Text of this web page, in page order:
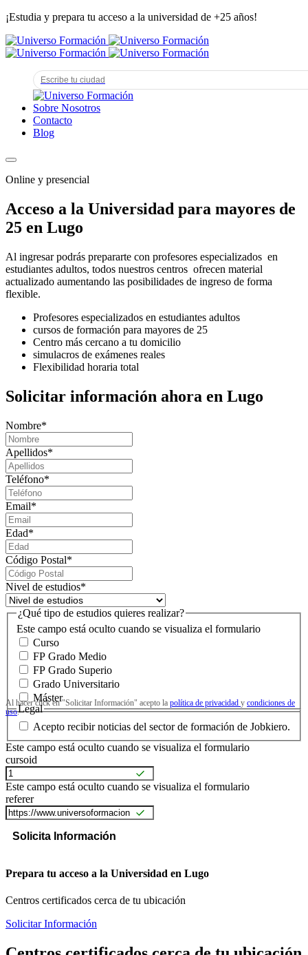
¡Estudia y prepara tu acceso a la universidad de +25 años!
Sobre Nosotros
Contacto
Blog
Online y presencial
Acceso a la Universidad para mayores de
25 en Lugo
Al ingresar podrás prepararte con profesores especializados en
estudiantes adultos, todos nuestros centros ofrecen material
actualizado aumentando las posibilidades de ingreso de forma
flexible.
Profesores especializados en estudiantes adultos
cursos de formación para mayores de 25
Centro más cercano a tu domicilio
simulacros de exámenes reales
Flexibilidad horaria total
Solicitar información ahora en Lugo
Nombre*
Apellidos*
Teléfono*
Email*
Edad*
Código Postal*
Nivel de estudios*
Este campo está oculto cuando se visualiza el formulario
¿Qué tipo de estudios quieres realizar?
Curso
FP Grado Medio
FP Grado Superio
Grado Universitario
Máster
Al hacer click en "Solicitar Información" acepto la política de privacidad y condiciones de
uso.Legal
Acepto recibir noticias del sector de formación de Jobkiero.
Este campo está oculto cuando se visualiza el formulario
cursoid
Este campo está oculto cuando se visualiza el formulario
referer
Prepara tu acceso a la Universidad en Lugo
Centros certificados cerca de tu ubicación
Solicitar Información